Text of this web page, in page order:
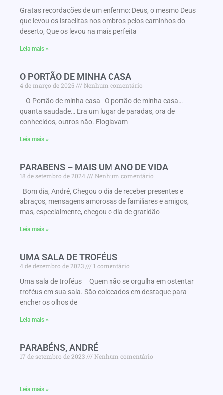
Gratas recordações de um enfermo: Deus, o mesmo Deus
que levou os israelitas nos ombros pelos caminhos do
deserto, Que os levou na mais perfeita
Leia mais »
O PORTÃO DE MINHA CASA
4 de março de 2025
Nenhum comentário
O Portão de minha casa O portão de minha casa…
quanta saudade… Era um lugar de paradas, ora de
conhecidos, outros não. Elogiavam
Leia mais »
PARABENS – MAIS UM ANO DE VIDA
18 de setembro de 2024
Nenhum comentário
Bom dia, André, Chegou o dia de receber presentes e
abraços, mensagens amorosas de familiares e amigos,
mas, especialmente, chegou o dia de gratidão
Leia mais »
UMA SALA DE TROFÉUS
4 de dezembro de 2023
1 comentário
Uma sala de troféus Quem não se orgulha em ostentar
troféus em sua sala. São colocados em destaque para
encher os olhos de
Leia mais »
PARABÉNS, ANDRÉ
17 de setembro de 2023 Nenhum comentário
Leia mais »